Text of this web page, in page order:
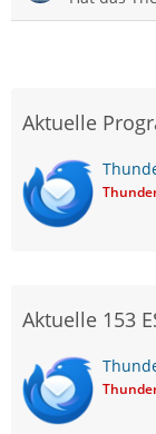
Aktuelle
Aktuelle 153